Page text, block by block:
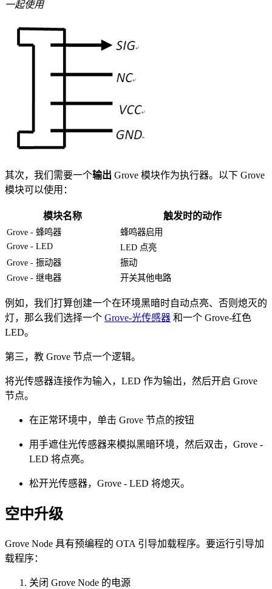
一起使用
其次，我们需要一个输出 Grove 模块作为执行器。以下 Grove
模块可以使用：
模块名称 触发时的动作
Grove - 蜂鸣器
蜂鸣器启用
Grove - LED
LED 点亮
Grove - 振动器
振动
Grove - 继电器
开关其他电路
例如，我们打算创建一个在环境黑暗时自动点亮、否则熄灭的
灯，那么我们选择一个 Grove-光传感器 和一个 Grove-红色
LED。
第三，教 Grove 节点一个逻辑。
将光传感器连接作为输入，LED 作为输出，然后开启 Grove
节点。
在正常环境中，单击 Grove 节点的按钮
用手遮住光传感器来模拟黑暗环境，然后双击，Grove -
LED 将点亮。
松开光传感器，Grove - LED 将熄灭。
空中升级
Grove Node 具有预编程的 OTA 引导加载程序。要运行引导加
载程序：
关闭 Grove Node 的电源